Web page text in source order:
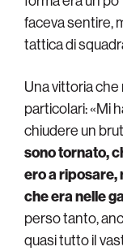
faceva sentire,
tattica di
Una vittoria
particolari: «Mi
chiudere un
sono tornato,
ero a riposare,
che era nelle
perso tanto,
quasi tutto il